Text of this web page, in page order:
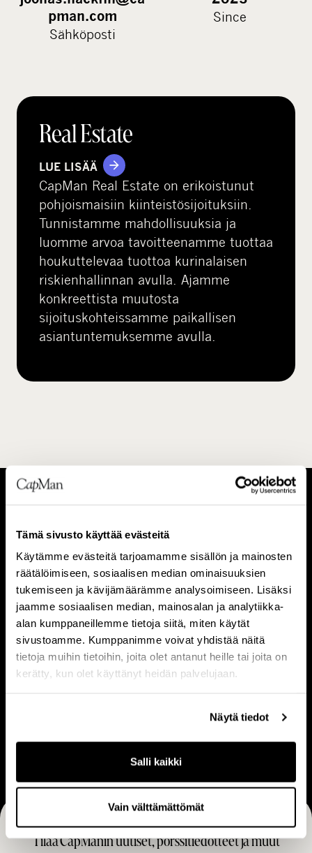
Tämä sivusto käyttää evästeitä
Käytämme evästeitä tarjoamamme sisällön ja mainosten
räätälöimiseen, sosiaalisen median ominaisuuksien
tukemiseen ja kävijämäärämme analysoimiseen. Lisäksi
jaamme sosiaalisen median, mainosalan ja analytiikka-
alan kumppaneillemme tietoja siitä, miten käytät
sivustoamme. Kumppanimme voivat yhdistää näitä
tietoja muihin tietoihin, joita olet antanut heille tai joita on
kerätty, kun olet käyttänyt heidän palvelujaan.
Näytä tiedot
Salli kaikki
Vain välttämättömät
pman.com
Sähköposti
Since
Real Estate
LUE LISÄÄ
CapMan Real Estate on erikoistunut
pohjoismaisiin kiinteistösijoituksiin.
Tunnistamme mahdollisuuksia ja
luomme arvoa tavoitteenamme tuottaa
houkuttelevaa tuottoa kurinalaisen
riskienhallinnan avulla. Ajamme
konkreettista muutosta
sijoituskohteissamme paikallisen
asiantuntemuksemme avulla.
i
e
t
o
a
m
e
i
Tietoa meistä
h
m
i
s
e
t
Ihmiset
V
i
s
r
t
Visio & strategia
L
i
i
i
m
i
n
t
Liiketoimintamalli
r
Ura
Tilaa CapManin uutiset, pörssitiedotteet ja muut